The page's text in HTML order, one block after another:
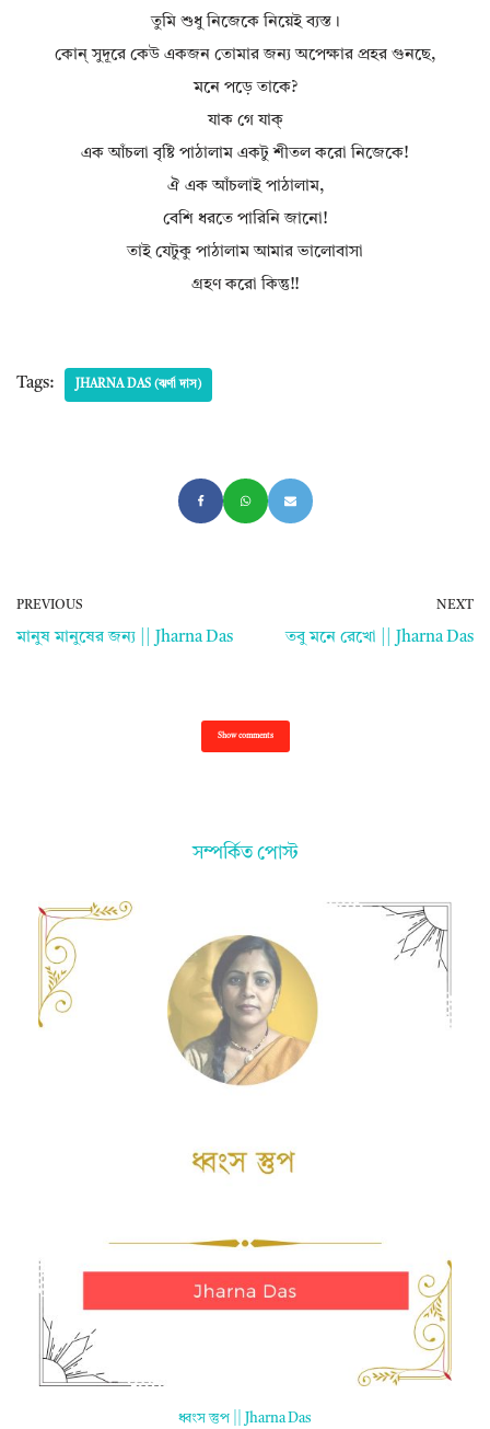
তুমি শুধু নিজেকে নিয়েই ব্যস্ত।
কোন্ সুদূরে কেউ একজন তোমার জন্য অপেক্ষার প্রহর গুনছে,
মনে পড়ে তাকে?
যাক গে যাক্
এক আঁচলা বৃষ্টি পাঠালাম একটু শীতল করো নিজেকে!
ঐ এক আঁচলাই পাঠালাম,
বেশি ধরতে পারিনি জানো!
তাই যেটুকু পাঠালাম আমার ভালোবাসা
গ্রহণ করো কিন্তু!!
Tags: JHARNA DAS (ঝর্ণা দাস)
PREVIOUS
মানুষ মানুষের জন্য || Jharna Das
NEXT
তবু মনে রেখো || Jharna Das
Show comments
সম্পর্কিত পোস্ট
ধ্বংস স্তুপ || Jharna Das